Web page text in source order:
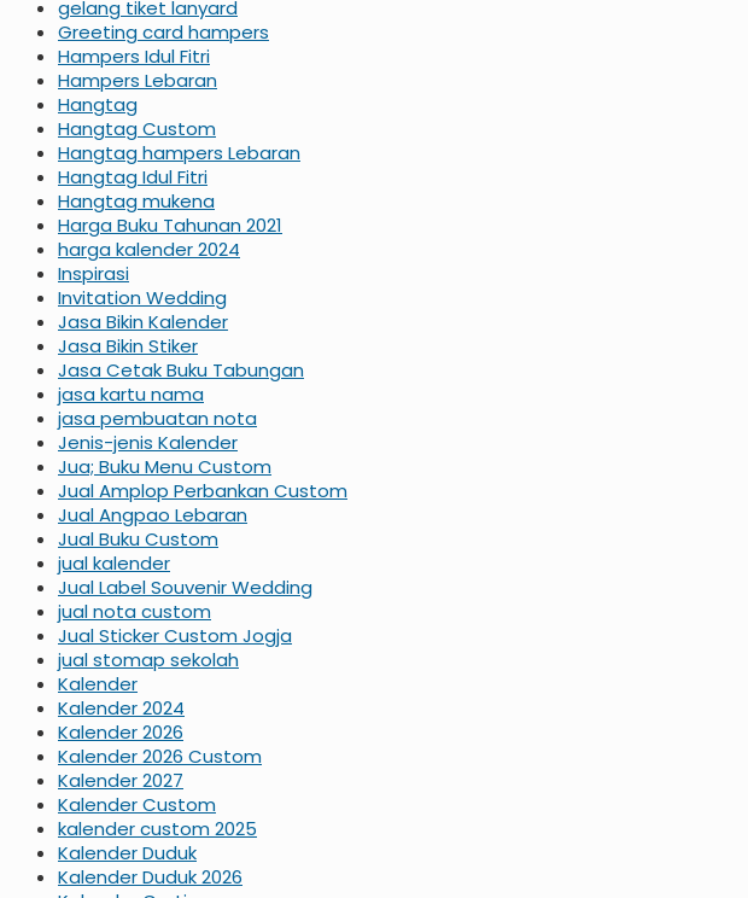
gelang tiket lanyard
Greeting card hampers
Hampers Idul Fitri
Hampers Lebaran
Hangtag
Hangtag Custom
Hangtag hampers Lebaran
Hangtag Idul Fitri
Hangtag mukena
Harga Buku Tahunan 2021
harga kalender 2024
Inspirasi
Invitation Wedding
Jasa Bikin Kalender
Jasa Bikin Stiker
Jasa Cetak Buku Tabungan
jasa kartu nama
jasa pembuatan nota
Jenis-jenis Kalender
Jua; Buku Menu Custom
Jual Amplop Perbankan Custom
Jual Angpao Lebaran
Jual Buku Custom
jual kalender
Jual Label Souvenir Wedding
jual nota custom
Jual Sticker Custom Jogja
jual stomap sekolah
Kalender
Kalender 2024
Kalender 2026
Kalender 2026 Custom
Kalender 2027
Kalender Custom
kalender custom 2025
Kalender Duduk
Kalender Duduk 2026